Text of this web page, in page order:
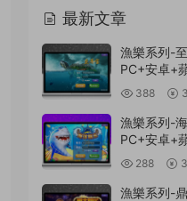
最新文章
漁樂系列-
PC+安卓+
388
漁樂系列-
PC+安卓+
288
漁樂系列-